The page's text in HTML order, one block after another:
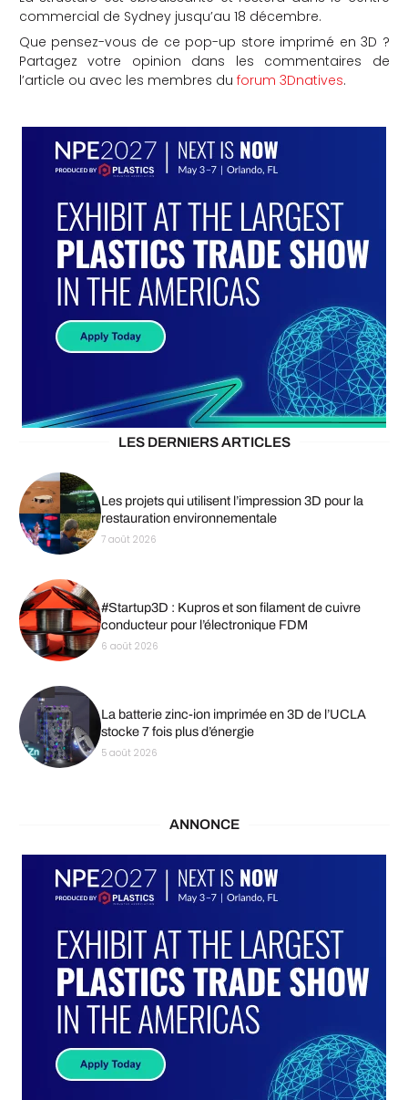
commercial de Sydney jusqu’au 18 décembre.
Que pensez-vous de ce pop-up store imprimé en 3D ?
Partagez votre opinion dans les commentaires de
l’article ou avec les membres du forum 3Dnatives.
LES DERNIERS ARTICLES
Les projets qui utilisent l’impression 3D pour la
restauration environnementale
7 août 2026
#Startup3D : Kupros et son filament de cuivre
conducteur pour l’électronique FDM
6 août 2026
La batterie zinc-ion imprimée en 3D de l’UCLA
stocke 7 fois plus d’énergie
5 août 2026
ANNONCE